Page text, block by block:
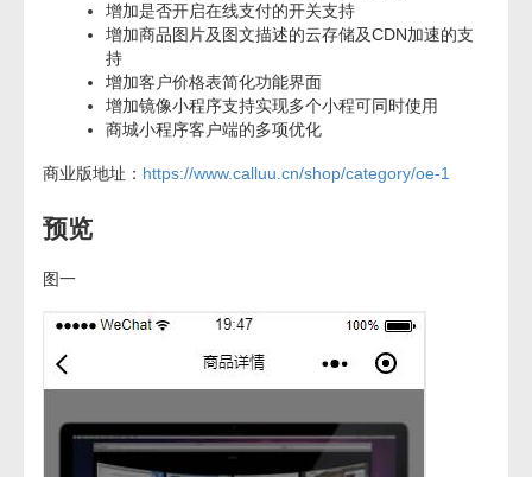
增加是否开启在线支付的开关支持
增加商品图片及图文描述的云存储及CDN加速的支
持
增加客户价格表简化功能界面
增加镜像小程序支持实现多个小程可同时使用
商城小程序客户端的多项优化
商业版地址： https://www.calluu.cn/shop/category/oe-1
预览
图一